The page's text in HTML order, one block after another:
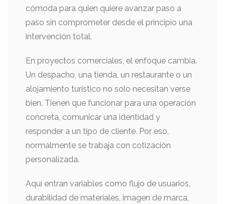
cómoda para quien quiere avanzar paso a
paso sin comprometer desde el principio una
intervención total.
En proyectos comerciales, el enfoque cambia.
Un despacho, una tienda, un restaurante o un
alojamiento turístico no solo necesitan verse
bien. Tienen que funcionar para una operación
concreta, comunicar una identidad y
responder a un tipo de cliente. Por eso,
normalmente se trabaja con cotización
personalizada.
Aquí entran variables como flujo de usuarios,
durabilidad de materiales, imagen de marca,